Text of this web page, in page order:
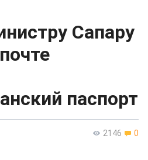
Сапару
паспорт
2146 0